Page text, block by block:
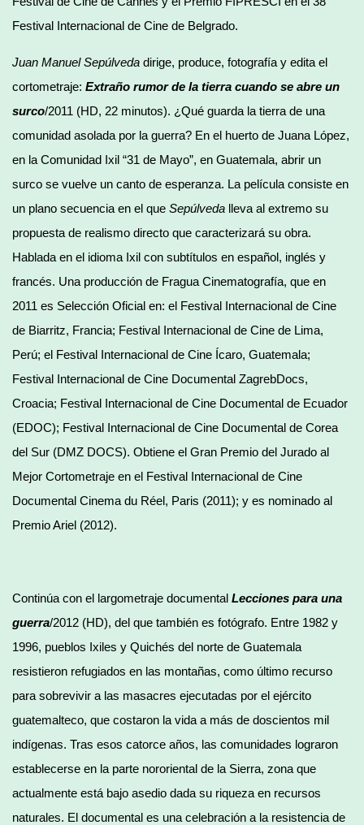
Festival Internacional de Cine de Belgrado.
Juan Manuel Sepúlveda dirige, produce, fotografía y edita el
cortometraje: Extraño rumor de la tierra cuando se abre un
surco/2011 (HD, 22 minutos). ¿Qué guarda la tierra de una
comunidad asolada por la guerra? En el huerto de Juana López,
en la Comunidad Ixil “31 de Mayo”, en Guatemala, abrir un
surco se vuelve un canto de esperanza. La película consiste en
un plano secuencia en el que Sepúlveda lleva al extremo su
propuesta de realismo directo que caracterizará su obra.
Hablada en el idioma Ixil con subtítulos en español, inglés y
francés. Una producción de Fragua Cinematografía, que en
2011 es Selección Oficial en: el Festival Internacional de Cine
de Biarritz, Francia; Festival Internacional de Cine de Lima,
Perú; el Festival Internacional de Cine Ícaro, Guatemala;
Festival Internacional de Cine Documental ZagrebDocs,
Croacia; Festival Internacional de Cine Documental de Ecuador
(EDOC); Festival Internacional de Cine Documental de Corea
del Sur (DMZ DOCS). Obtiene el Gran Premio del Jurado al
Mejor Cortometraje en el Festival Internacional de Cine
Documental Cinema du Réel, Paris (2011); y es nominado al
Premio Ariel (2012).
Continúa con el largometraje documental Lecciones para una
guerra/2012 (HD), del que también es fotógrafo. Entre 1982 y
1996, pueblos Ixiles y Quichés del norte de Guatemala
resistieron refugiados en las montañas, como último recurso
para sobrevivir a las masacres ejecutadas por el ejército
guatemalteco, que costaron la vida a más de doscientos mil
indígenas. Tras esos catorce años, las comunidades lograron
establecerse en la parte nororiental de la Sierra, zona que
actualmente está bajo asedio dada su riqueza en recursos
naturales. El documental es una celebración a la resistencia de